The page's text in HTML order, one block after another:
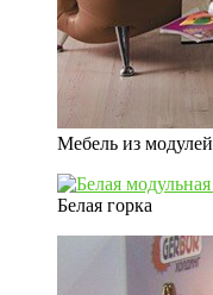
Мебель из модулей
Белая горка